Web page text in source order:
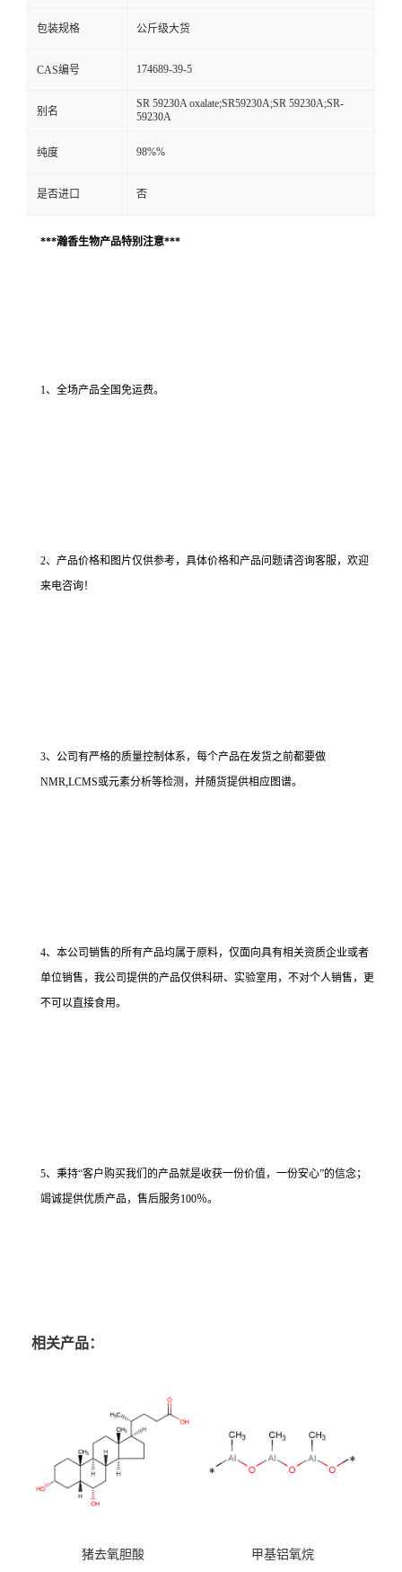
包装规格 公斤级大货
CAS编号 174689-39-5
别名
SR 59230A oxalate;SR59230A;SR 59230A;SR-
59230A
纯度 98%%
是否进口 否
***瀚香生物产品特别注意***
1、全场产品全国免运费。
2、产品价格和图片仅供参考，具体价格和产品问题请咨询客服，欢迎
来电咨询！
3、公司有严格的质量控制体系，每个产品在发货之前都要做
NMR,LCMS或元素分析等检测，并随货提供相应图谱。
4、本公司销售的所有产品均属于原料，仅面向具有相关资质企业或者
单位销售，我公司提供的产品仅供科研、实验室用，不对个人销售，更
不可以直接食用。
5、秉持“客户购买我们的产品就是收获一份价值，一份安心”的信念；
竭诚提供优质产品，售后服务100％。
相关产品：
猪去氧胆酸 甲基铝氧烷